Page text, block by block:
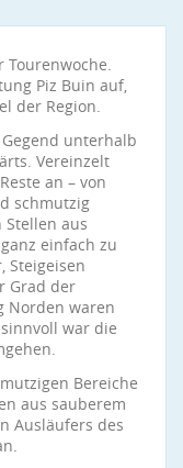
Tourenwoche.
Piz Buin auf,
der Region.
unterhalb
Vereinzelt
an – von
schmutzig
aus
einfach zu
Steigeisen
Grad der
Norden waren
war die
Bereiche
aus sauberem
Ausläufers des